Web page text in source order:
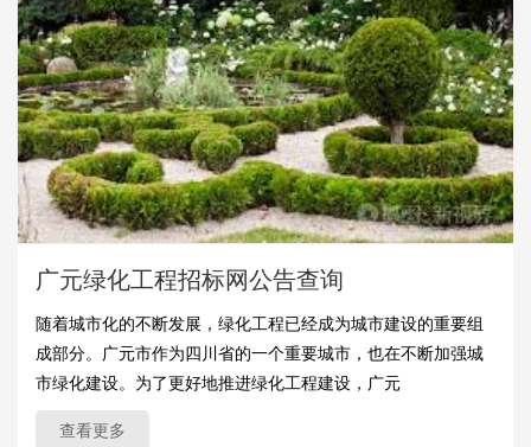
广元绿化工程招标网公告查询
随着城市化的不断发展，绿化工程已经成为城市建设的重要组
成部分。广元市作为四川省的一个重要城市，也在不断加强城
市绿化建设。为了更好地推进绿化工程建设，广元
查看更多